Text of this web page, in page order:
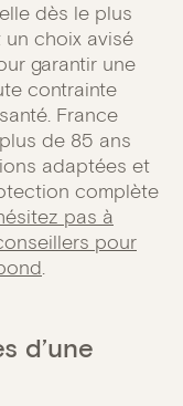
dès le plus
un choix avisé
garantir une
contrainte
France
de 85 ans
adaptées et
complète
pas à
pour
.
d’une